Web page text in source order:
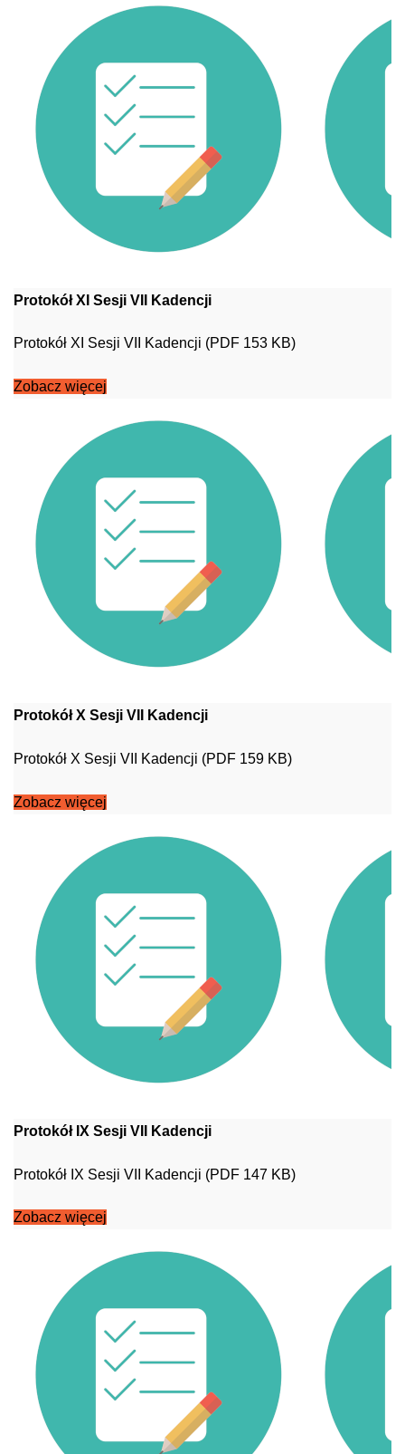
Protokół XI Sesji VII Kadencji
Protokół XI Sesji VII Kadencji (PDF 153 KB)
Zobacz więcej
Protokół X Sesji VII Kadencji
Protokół X Sesji VII Kadencji (PDF 159 KB)
Zobacz więcej
Protokół IX Sesji VII Kadencji
Protokół IX Sesji VII Kadencji (PDF 147 KB)
Zobacz więcej